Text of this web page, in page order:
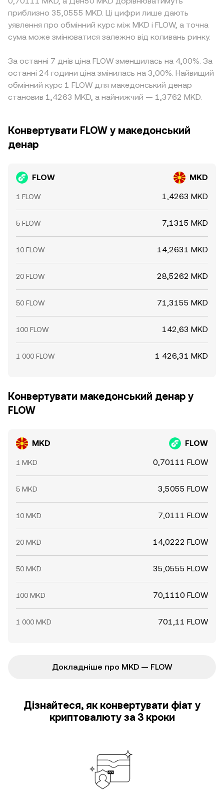
приблизно 35,0555 MKD. Ці цифри лише дають
уявлення про обмінний курс між MKD і FLOW, а точна
сума може змінюватися залежно від коливань ринку.
За останні 7 днів ціна FLOW зменшилась на 4,00%. За
останні 24 години ціна змінилась на 3,00%. Найвищий
обмінний курс 1 FLOW для македонський денар
становив 1,4263 MKD, а найнижчий — 1,3762 MKD.
Конвертувати FLOW у македонський
денар
FLOW MKD
1 FLOW 1,4263 MKD
5 FLOW 7,1315 MKD
10 FLOW 14,2631 MKD
20 FLOW 28,5262 MKD
50 FLOW 71,3155 MKD
100 FLOW 142,63 MKD
1 000 FLOW 1 426,31 MKD
Конвертувати македонський денар у
FLOW
MKD FLOW
1 MKD 0,70111 FLOW
5 MKD 3,5055 FLOW
10 MKD 7,0111 FLOW
20 MKD 14,0222 FLOW
50 MKD 35,0555 FLOW
100 MKD 70,1110 FLOW
1 000 MKD 701,11 FLOW
Докладніше про MKD — FLOW
Дізнайтеся, як конвертувати фіат у
криптовалюту за 3 кроки